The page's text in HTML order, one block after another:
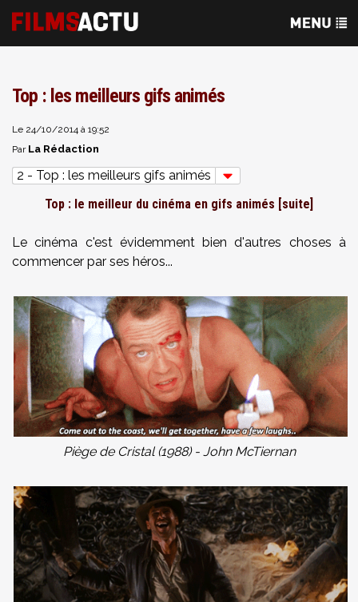
Top : les meilleurs gifs animés
Le 24/10/2014 à 19:52
Par La Rédaction
2 - Top : les meilleurs gifs animés
Top : le meilleur du cinéma en gifs animés [suite]
Le cinéma c'est évidemment bien d'autres choses à
commencer par ses héros...
Piège de Cristal (1988) - John McTiernan